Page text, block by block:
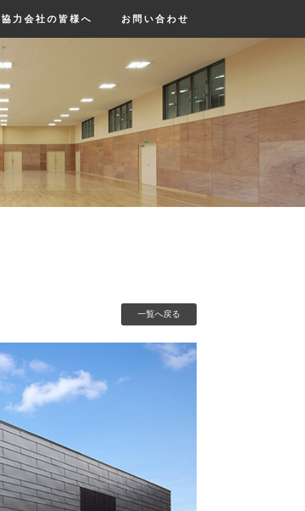
協力会社の皆様へ お問い合わせ
一覧へ戻る